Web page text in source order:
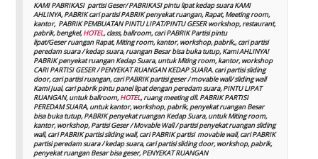
KAMI PABRIKASI partisi Geser/ PABRIKASI pintu lipat kedap suara KAMI
AHLINYA, PABRIK cari partisi PABRIK penyekat ruangan, Rapat, Meeting room,
kantor, PABRIK PEMBUATAN PINTU LIPAT/PINTU GESER workshop, restaurant,
pabrik, bengkel,HOTEL, class, ballroom, cari PABRIK Partisi pintu
lipat/Geser ruangan Rapat, Miting room, kantor, workshop, pabrik,, cari partisi
peredam suara / kedap suara, ruangan Besar bisa buka tutup, Kami AHLINYA!
PABRIK penyekat ruangan Kedap Suara, untuk Miting room, kantor, workshop
CARI PARTISI GESER / PENYEKAT RUANGAN KEDAP SUARA. cari partisi sliding
door, cari partisi ruangan, cari PABRIK partisi geser / movable wall/ sliding wall
Kami Jual, cari pabrik pintu panel lipat dengan peredam suara, PINTU LIPAT
RUANGAN, untuk ballroom,HOTEL, ruang meeting dll. PABRIK PARTISI
PEREDAM SUARA, untuk kantor, workshop, pabrik, penyekat ruangan Besar
bisa buka tutup, PABRIK penyekat ruangan Kedap Suara, untuk Miting room,
kantor, workshop, Partisi Geser / Movable Wall / partisi penyekat ruangan sliding
wall, cari PABRIK partisi sliding wall, cari PABRIK partisi movable wall, cari PABRIK
partisi peredam suara / kedap suara, cari partisi sliding door, workshop, pabrik,
penyekat ruangan Besar bisa geser, PENYEKAT RUANGAN